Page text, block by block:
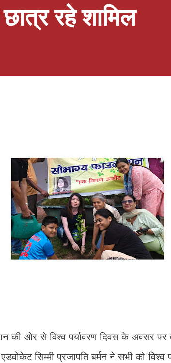
रहे शामिल
ओर से विश्व पर्यावरण दिवस के अवसर पर
सिम्मी प्रजापति बर्मन ने सभी को विश्व